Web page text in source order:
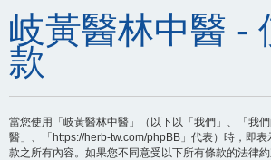
岐黃醫林中醫 -
款
當您使用「岐黃醫林中醫」（以下以「我們」、「我
醫」、「https://herb-tw.com/phpBB」代表）時，即
款之所有內容。如果您不同意受以下所有條款的法律